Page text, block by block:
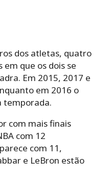
dos atletas, quatro
que os dois se
Em 2015, 2017 e
em 2016 o
temporada.
com mais finais
com 12
com 11,
e LeBron estão